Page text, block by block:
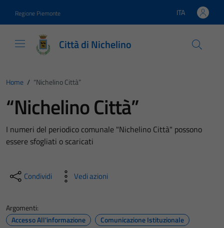
Regione Piemonte Lingua attiva:
ITA
Città di Nichelino
Home / “Nichelino Città”
“Nichelino Città”
I numeri del periodico comunale "Nichelino Città" possono
essere sfogliati o scaricati
Condividi Vedi azioni
Argomenti:
Accesso All'informazione
Comunicazione Istituzionale